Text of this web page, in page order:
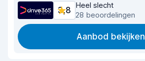
3,8
Heel slecht
28 beoordelingen
Aanbod bekijken